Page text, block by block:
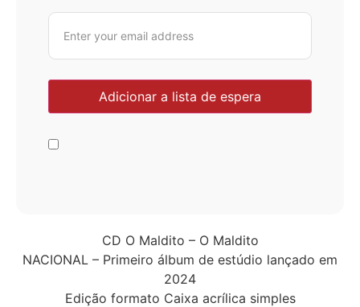
CD O Maldito – O Maldito
NACIONAL – Primeiro álbum de estúdio lançado em
2024
Edição formato Caixa acrílica simples